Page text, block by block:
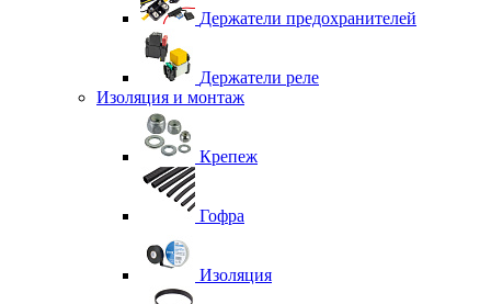
Держатели предохранителей
Держатели реле
Изоляция и монтаж
Крепеж
Гофра
Изоляция